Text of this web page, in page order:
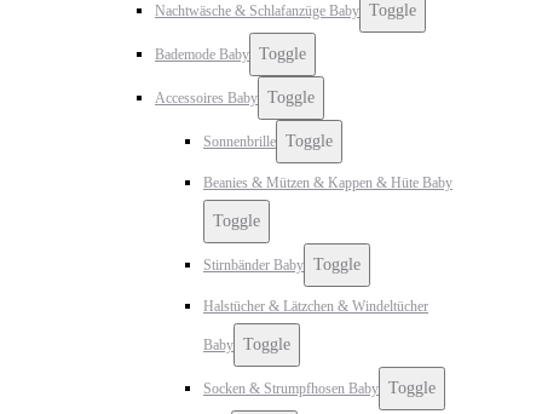
Nachtwäsche & Schlafanzüge Baby Toggle
Bademode Baby Toggle
Accessoires Baby Toggle
Sonnenbrille Toggle
Beanies & Mützen & Kappen & Hüte Baby
Toggle
Stirnbänder Baby Toggle
Halstücher & Lätzchen & Windeltücher
Baby Toggle
Socken & Strumpfhosen Baby Toggle